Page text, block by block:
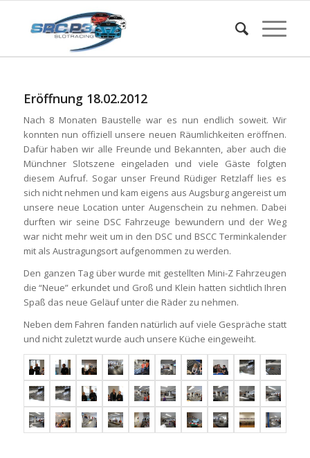
Eröffnung 18.02.2012
Nach 8 Monaten Baustelle war es nun endlich soweit. Wir
konnten nun offiziell unsere neuen Räumlichkeiten eröffnen.
Dafür haben wir alle Freunde und Bekannten, aber auch die
Münchner Slotszene eingeladen und viele Gäste folgten
diesem Aufruf. Sogar unser Freund Rüdiger Retzlaff lies es
sich nicht nehmen und kam eigens aus Augsburg angereist um
unsere neue Location unter Augenschein zu nehmen. Dabei
durften wir seine DSC Fahrzeuge bewundern und der Weg
war nicht mehr weit um in den DSC und BSCC Terminkalender
mit als Austragungsort aufgenommen zu werden.
Den ganzen Tag über wurde mit gestellten Mini-Z Fahrzeugen
die “Neue” erkundet und Groß und Klein hatten sichtlich Ihren
Spaß das neue Geläuf unter die Räder zu nehmen.
Neben dem Fahren fanden natürlich auf viele Gespräche statt
und nicht zuletzt wurde auch unsere Küche eingeweiht.